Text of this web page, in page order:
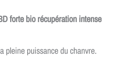
forte bio récupération intense
pleine puissance du chanvre.